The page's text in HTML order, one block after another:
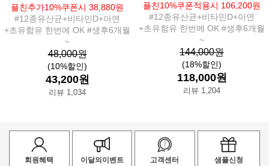
플친추가10%쿠폰시 38,880원
#12종유산균+비타민D+아연
+초유함유 한번에 OK #생후6개월
~
48,000원
(10%할인)
43,200원
리뷰 1,034
플친10%쿠폰적용시 106,200원
#12종유산균+비타민D+아연
+초유함유 한번에 OK #생후6개월
~
144,000원
(18%할인)
118,000원
리뷰 1,204
회원혜택 이달의이벤트 고객센터 샘플신청